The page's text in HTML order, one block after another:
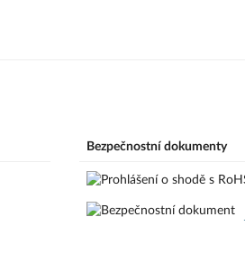
Bezpečnostní dokumenty